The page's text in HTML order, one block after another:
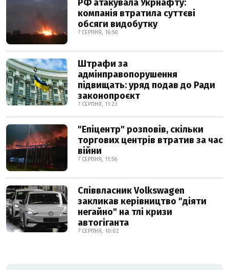
РФ атакувала Укрнафту:
компанія втратила суттєві
обсяги видобутку
7 СЕРПНЯ, 16:50
Штрафи за
адмінправопорушення
підвищать: уряд подав до Ради
законопроєкт
7 СЕРПНЯ, 11:23
"Епіцентр" розповів, скільки
торгових центрів втратив за час
війни
7 СЕРПНЯ, 11:56
Співвласник Volkswagen
закликав керівництво "діяти
негайно" на тлі кризи
автогіганта
7 СЕРПНЯ, 10:02